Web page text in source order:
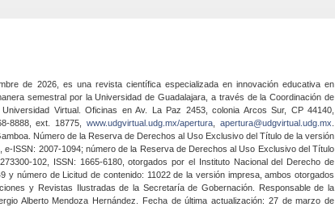
de 2026, es una revista científica especializada en innovación educativa en
semestral por la Universidad de Guadalajara, a través de la Coordinación de
Virtual. Oficinas en Av. La Paz 2453, colonia Arcos Sur, CP 44140,
8888, ext. 18775,www.udgvirtual.udg.mx/apertura apertura@udgvirtual.udg.mx
Número de la Reserva de Derechos al Uso Exclusivo del Título de la versión
e-ISSN: 2007-1094; número de la Reserva de Derechos al Uso Exclusivo del Título
102, ISSN: 1665-6180, otorgados por el Instituto Nacional del Derecho de
y número de Licitud de contenido: 11022 de la versión impresa, ambos otorgados
y Revistas Ilustradas de la Secretaría de Gobernación. Responsable de la
Alberto Mendoza Hernández. Fecha de última actualización: 27 de marzo de